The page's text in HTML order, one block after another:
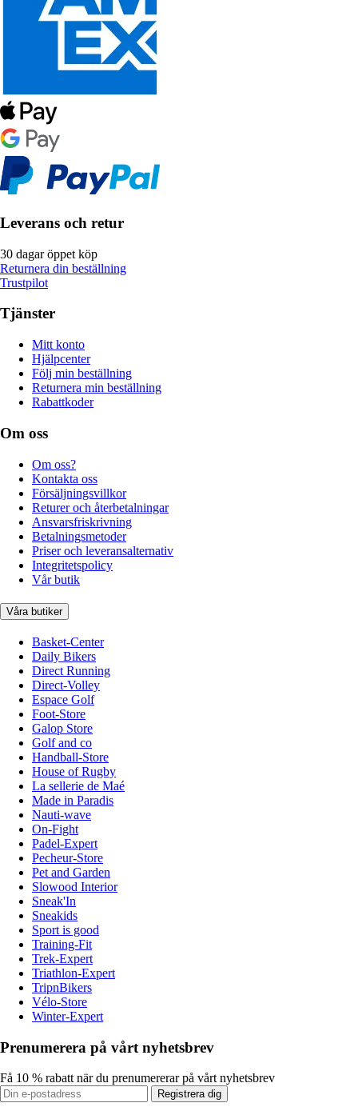
Leverans och retur
30 dagar öppet köp
Returnera din beställning
Trustpilot
Tjänster
Mitt konto
Hjälpcenter
Följ min beställning
Returnera min beställning
Rabattkoder
Om oss
Om oss?
Kontakta oss
Försäljningsvillkor
Returer och återbetalningar
Ansvarsfriskrivning
Betalningsmetoder
Priser och leveransalternativ
Integritetspolicy
Vår butik
Våra butiker
Basket-Center
Daily Bikers
Direct Running
Direct-Volley
Espace Golf
Foot-Store
Galop Store
Golf and co
Handball-Store
House of Rugby
La sellerie de Maé
Made in Paradis
Nauti-wave
On-Fight
Padel-Expert
Pecheur-Store
Pet and Garden
Slowood Interior
Sneak'In
Sneakids
Sport is good
Training-Fit
Trek-Expert
Triathlon-Expert
TripnBikers
Vélo-Store
Winter-Expert
Prenumerera på vårt nyhetsbrev
Få 10 % rabatt när du prenumererar på vårt nyhetsbrev
Registrera dig